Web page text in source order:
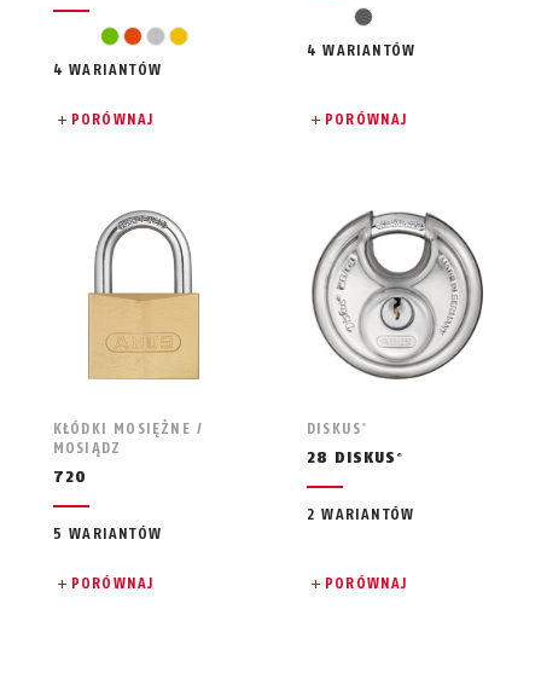
zielony
pomarańczowy
srebrny
żółty
4 WARIANTÓW
PORÓWNAJ
szary
4 WARIANTÓW
PORÓWNAJ
KŁÓDKI MOSIĘŻNE /
MOSIĄDZ
720
5 WARIANTÓW
PORÓWNAJ
DISKUS ®
28 DISKUS ®
2 WARIANTÓW
PORÓWNAJ